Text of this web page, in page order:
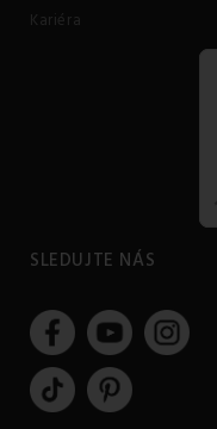
Kariéra
SLEDUJTE NÁS